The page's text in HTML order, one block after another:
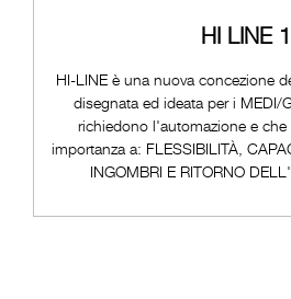
HI LINE 1
HI-LINE è una nuova concezione
disegnata ed ideata per i MEDI/
richiedono l'automazione e
importanza a: FLESSIBILITÀ,
INGOMBRI E RITORNO